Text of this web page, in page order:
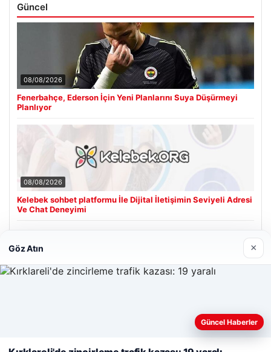
Güncel
08/08/2026
Fenerbahçe, Ederson İçin Yeni Planlarını Suya Düşürmeyi
Planlıyor
08/08/2026
Kelebek sohbet platformu İle Dijital İletişimin Seviyeli Adresi
Ve Chat Deneyimi
Web sitemizi nasıl kullandığınızı daha iyi anlayabilmek,
deneyiminizi kişiselleştirmek ve geliştirmek amacıyla çerezler
Göz Atın ×
Güncel Haberler